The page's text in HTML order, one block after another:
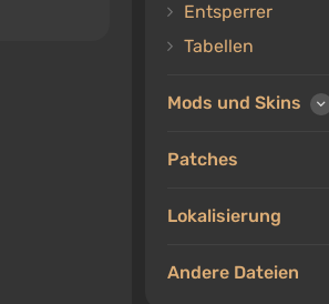
Entsperrer
Tabellen
Mods und Skins
Patches
Lokalisierung
Andere Dateien